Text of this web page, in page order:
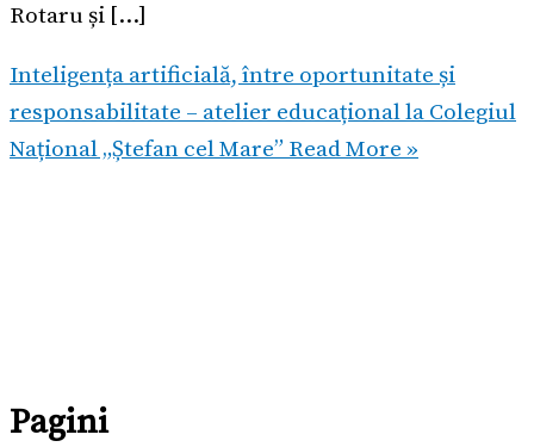
Rotaru și […]
Inteligența artificială, între oportunitate și
responsabilitate – atelier educațional la Colegiul
Național „Ștefan cel Mare” Read More »
Pagini